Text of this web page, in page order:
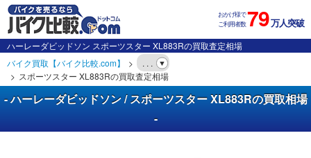
おかげ様で
ご利用者数79万人突破
ハーレーダビッドソン スポーツスター XL883Rの買取査定相場
バイク買取【バイク比較.com】
. . .
スポーツスター XL883Rの買取査定相場
- ハーレーダビッドソン / スポーツスター XL883Rの買取相場
-